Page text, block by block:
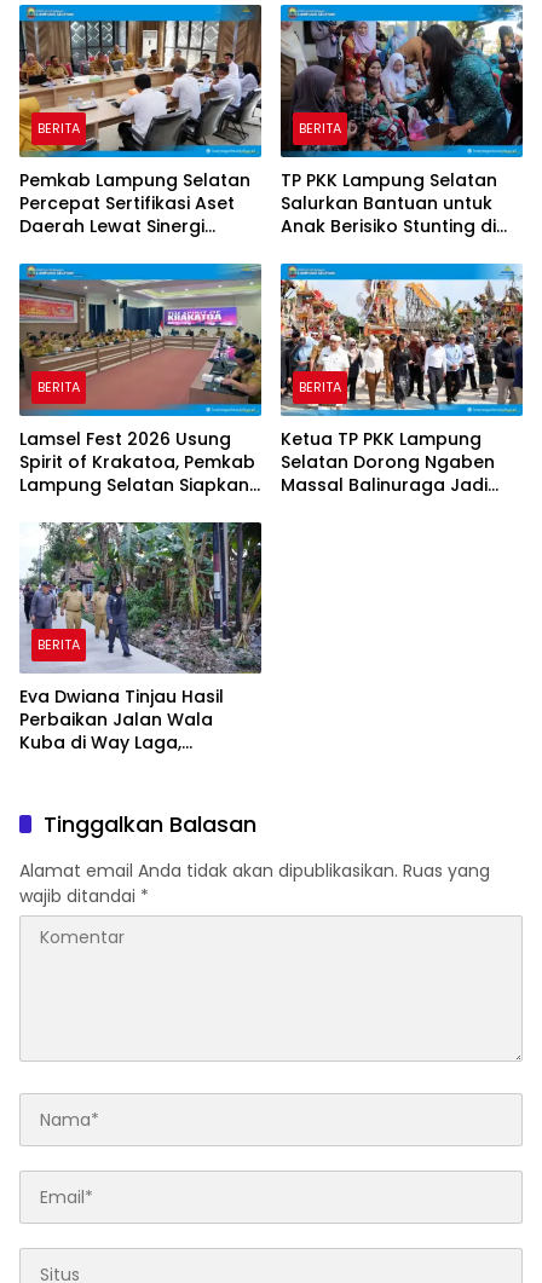
Spesifikasi Teknis
BERITA
Pemkab Lampung Selatan
Percepat Sertifikasi Aset
Daerah Lewat Sinergi
Pertanahan
BERITA
TP PKK Lampung Selatan
Salurkan Bantuan untuk
Anak Berisiko Stunting di
BERITA
Lamsel Fest 2026 Usung
Spirit of Krakatoa, Pemkab
Lampung Selatan Siapkan
BERITA
Ketua TP PKK Lampung
Selatan Dorong Ngaben
Massal Balinuraga Jadi
BERITA
Eva Dwiana Tinjau Hasil
Perbaikan Jalan Wala
Kuba di Way Laga,
Tinggalkan Balasan
Alamat email Anda tidak akan dipublikasikan. Ruas yang
wajib ditandai *